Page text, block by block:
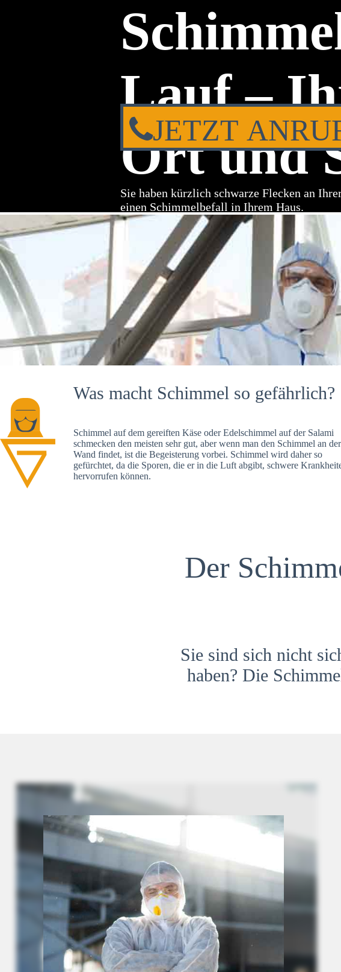
Lauf –
Ort und
Sie haben kürzlich schwarze Flecken an
einen Schimmelbefall in Ihrem Haus.
JETZT
Was macht Schimmel so gefährlich?
Schimmel auf dem gereiften Käse oder Edelschimmel auf der Salami
schmecken den meisten sehr gut, aber wenn man den Schimmel an der
Wand findet, ist die Begeisterung vorbei. Schimmel wird daher so
gefürchtet, da die Sporen, die er in die Luft abgibt, schwere
hervorrufen können.
Der
Sie sind sich nicht
haben? Die